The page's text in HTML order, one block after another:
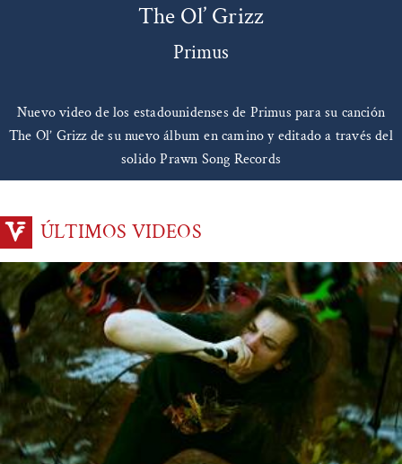
The Ol’ Grizz
Primus
Nuevo video de los estadounidenses de Primus para su canción
The Ol’ Grizz de su nuevo álbum en camino y editado a través del
solido Prawn Song Records
ÚLTIMOS VIDEOS